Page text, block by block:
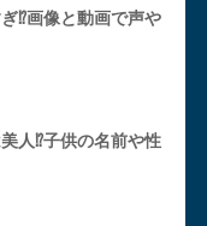
⁉︎画像と動画で声や
人⁉︎子供の名前や性